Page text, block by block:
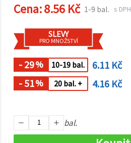
vše!" Nebo
uvést své
preference v
Nastavení
výběrem
daného
cookies a
kliknutím
na tlačítko
Přijmout
Cena:8.56 Kč 1-9 bal. s DPH
SLEVY
PRO MNOŽSTVÍ
- 29% 10-19 bal.
6.11 Kč
- 51% 20 bal. + 4.16 Kč
bal.